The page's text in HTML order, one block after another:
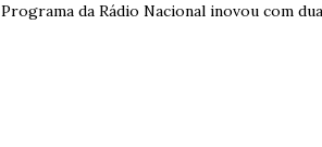
Programa da Rádio Nacional inovou com